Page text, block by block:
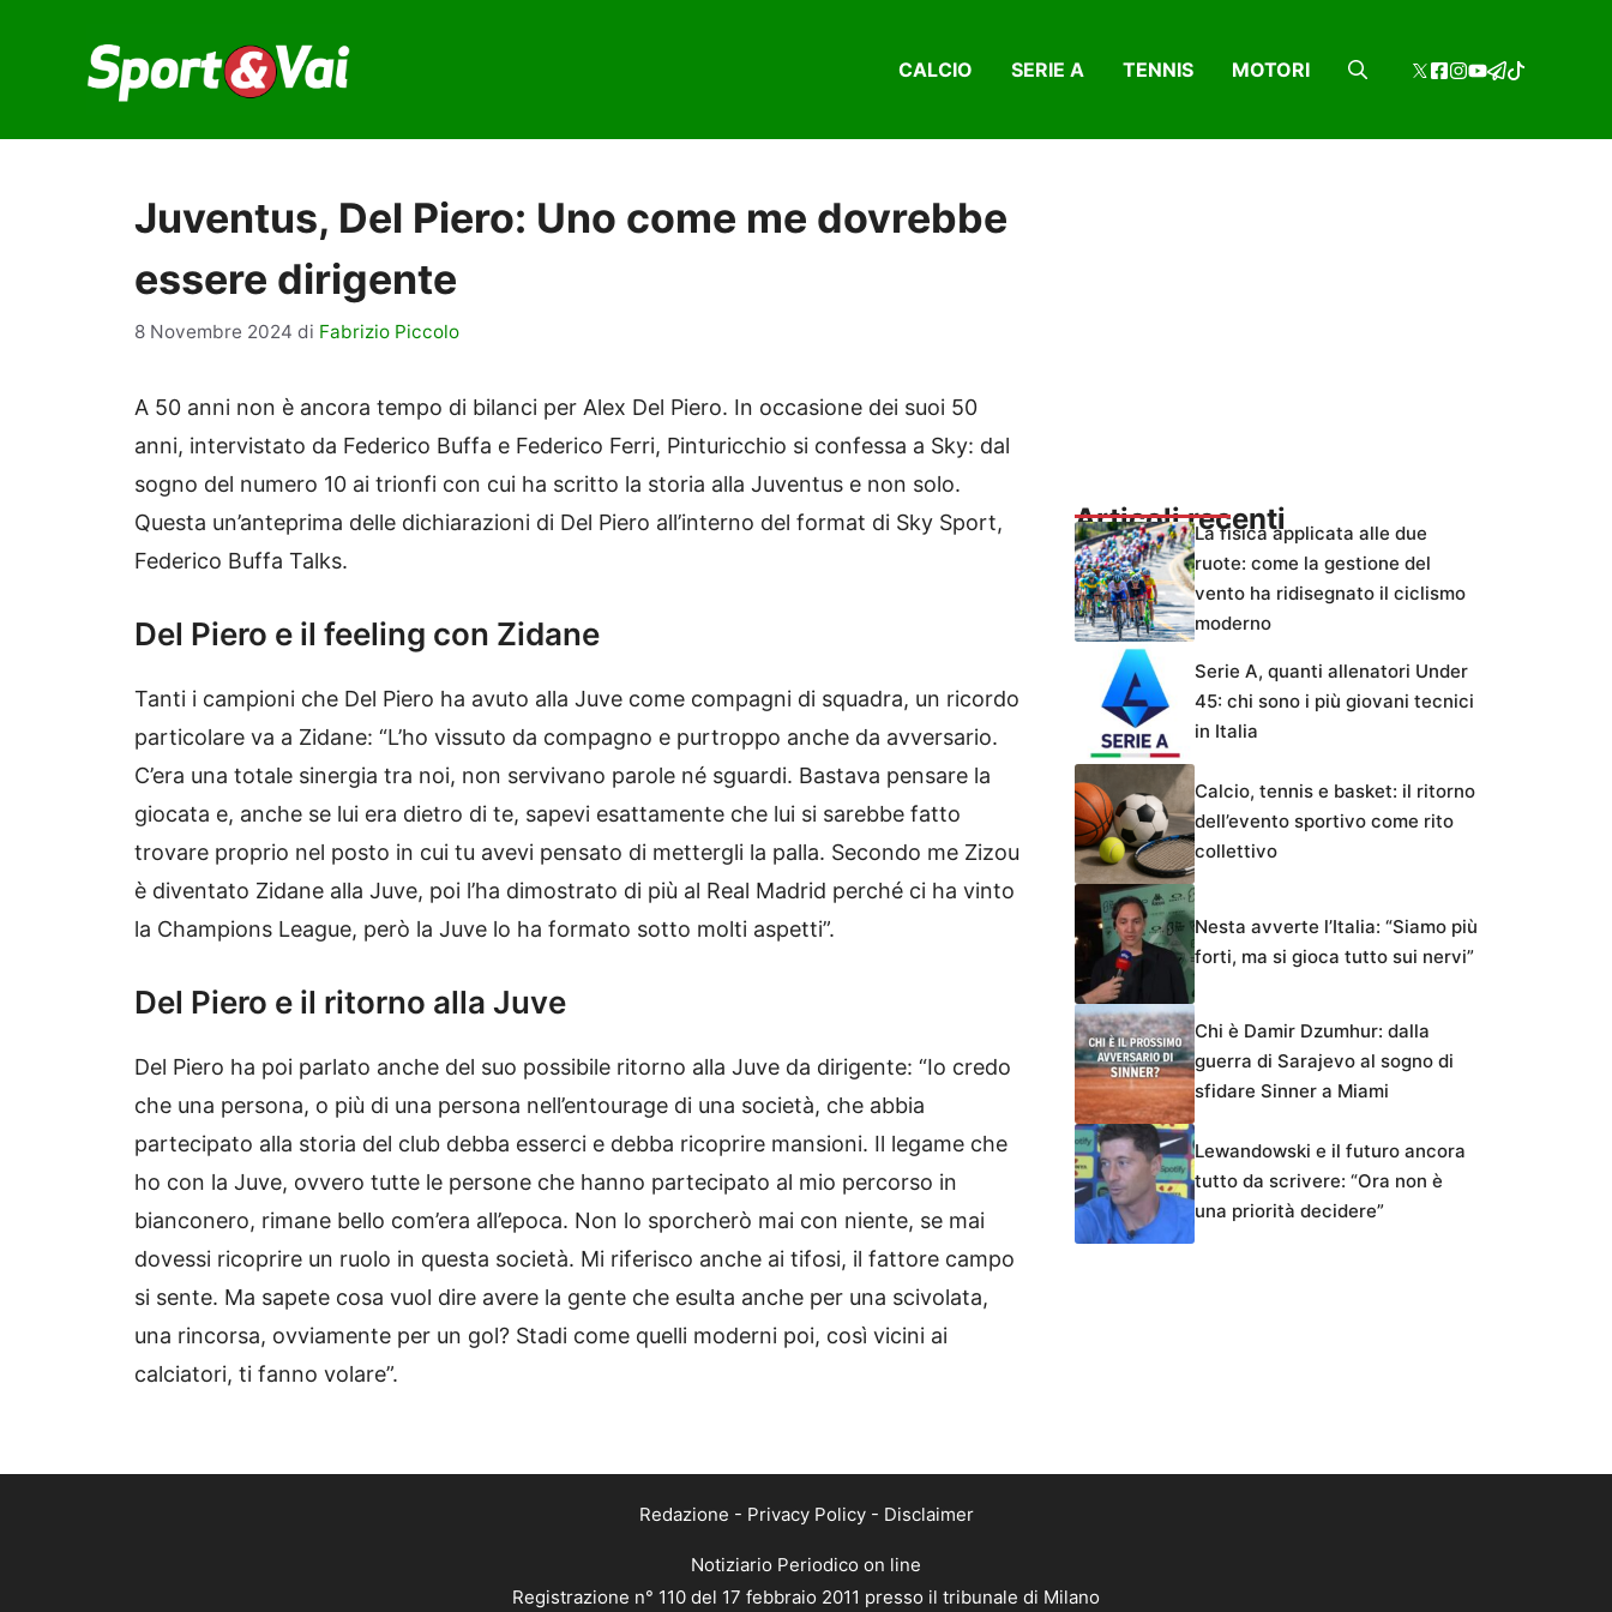
contenuto
CALCIO SERIE A TENNIS MOTORI
Juventus, Del Piero: Uno come me dovrebbe
essere dirigente
8 Novembre 2024 di Fabrizio Piccolo
A 50 anni non è ancora tempo di bilanci per Alex Del Piero. In occasione dei suoi 50
anni, intervistato da Federico Buffa e Federico Ferri, Pinturicchio si confessa a Sky: dal
sogno del numero 10 ai trionfi con cui ha scritto la storia alla Juventus e non solo.
Questa un’anteprima delle dichiarazioni di Del Piero all’interno del format di Sky Sport,
Federico Buffa Talks.
Del Piero e il feeling con Zidane
Tanti i campioni che Del Piero ha avuto alla Juve come compagni di squadra, un ricordo
particolare va a Zidane: “L’ho vissuto da compagno e purtroppo anche da avversario.
C’era una totale sinergia tra noi, non servivano parole né sguardi. Bastava pensare la
giocata e, anche se lui era dietro di te, sapevi esattamente che lui si sarebbe fatto
trovare proprio nel posto in cui tu avevi pensato di mettergli la palla. Secondo me Zizou
è diventato Zidane alla Juve, poi l’ha dimostrato di più al Real Madrid perché ci ha vinto
la Champions League, però la Juve lo ha formato sotto molti aspetti”.
Del Piero e il ritorno alla Juve
Del Piero ha poi parlato anche del suo possibile ritorno alla Juve da dirigente: “Io credo
che una persona, o più di una persona nell’entourage di una società, che abbia
partecipato alla storia del club debba esserci e debba ricoprire mansioni. Il legame che
ho con la Juve, ovvero tutte le persone che hanno partecipato al mio percorso in
bianconero, rimane bello com’era all’epoca. Non lo sporcherò mai con niente, se mai
dovessi ricoprire un ruolo in questa società. Mi riferisco anche ai tifosi, il fattore campo
si sente. Ma sapete cosa vuol dire avere la gente che esulta anche per una scivolata,
una rincorsa, ovviamente per un gol? Stadi come quelli moderni poi, così vicini ai
calciatori, ti fanno volare”.
Articoli recentiLa fisica applicata alle due
ruote: come la gestione del
vento ha ridisegnato il ciclismo
moderno
Serie A, quanti allenatori Under
45: chi sono i più giovani tecnici
in Italia
Calcio, tennis e basket: il ritorno
dell’evento sportivo come rito
collettivo
Nesta avverte l’Italia: “Siamo più
forti, ma si gioca tutto sui nervi”
Chi è Damir Dzumhur: dalla
guerra di Sarajevo al sogno di
sfidare Sinner a Miami
Lewandowski e il futuro ancora
tutto da scrivere: “Ora non è
una priorità decidere”
Redazione - Privacy Policy- Disclaimer
Notiziario Periodico on line
Registrazione n° 110 del 17 febbraio 2011 presso il tribunale di Milano